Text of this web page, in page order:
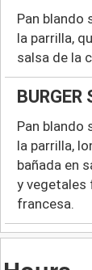
Pan blando
la parrilla,
salsa de la
BURGER
Pan blando
la parrilla,
bañada en
y vegetales
francesa.